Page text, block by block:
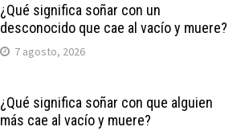
¿Qué significa soñar con un
desconocido que cae al vacío y muere?
7 agosto, 2026
¿Qué significa soñar con que alguien
más cae al vacío y muere?